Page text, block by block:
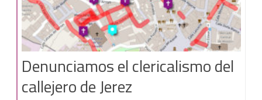
Denunciamos el clericalismo del
callejero de Jerez